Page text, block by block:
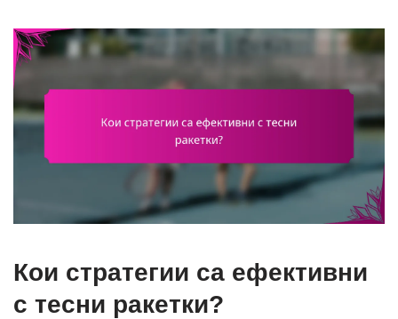
Кои стратегии са ефективни
с тесни ракетки?